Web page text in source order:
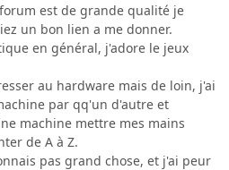
est de grande qualité je
un bon lien a me donner.
en général, j'adore le jeux
au hardware mais de loin, j'ai
par qq'un d'autre et
machine mettre mes mains
de A à Z.
pas grand chose, et j'ai peur